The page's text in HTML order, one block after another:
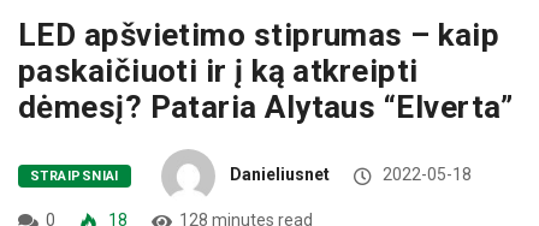
LED apšvietimo stiprumas – kaip
paskaičiuoti ir į ką atkreipti
dėmesį? Pataria Alytaus “Elverta”
STRAIPSNIAI Danieliusnet 2022-05-18
0 18 128 minutes read